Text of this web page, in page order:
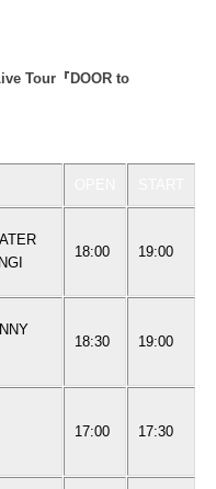
Tour『DOOR to
18:00 19:00
18:30 19:00
17:00 17:30